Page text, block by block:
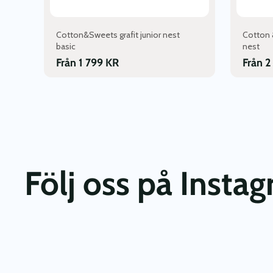
Cotton&Sweets grafit junior nest
basic
Från 1 799 KR
Cotton
nest
Från
Följ oss på